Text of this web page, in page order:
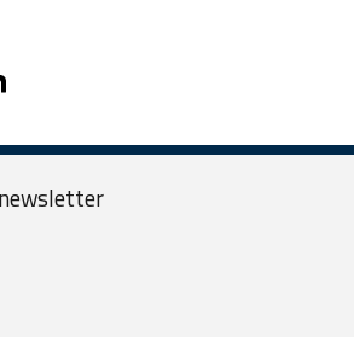
newsletter